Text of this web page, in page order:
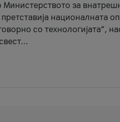
Министерството за
националната
со технологијата“,